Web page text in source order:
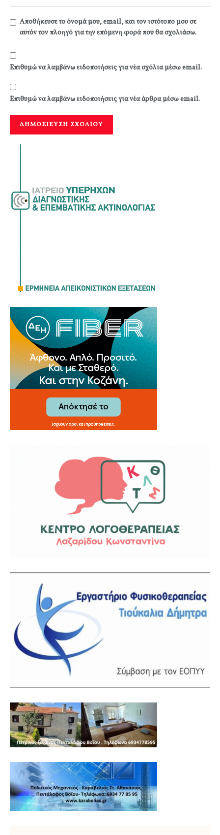
Αποθήκευσε το όνομά μου, email, και τον ιστότοπο μου σε
αυτόν τον πλοηγό για την επόμενη φορά που θα σχολιάσω.
Επιθυμώ να λαμβάνω ειδοποιήσεις για νέα σχόλια μέσω email.
Επιθυμώ να λαμβάνω ειδοποιήσεις για νέα άρθρα μέσω email.